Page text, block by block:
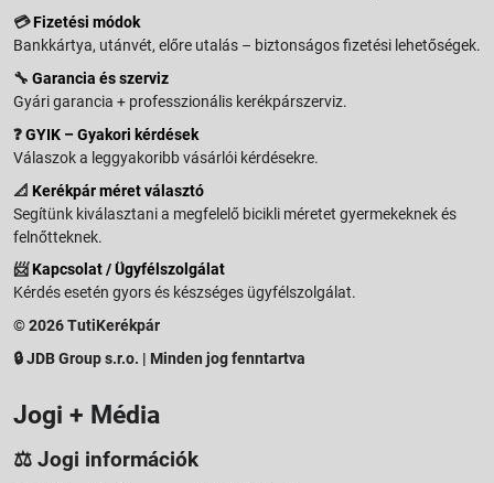
💳Fizetési módok
Bankkártya, utánvét, előre utalás – biztonságos fizetési lehetőségek.
🔧 Garancia és szerviz
Gyári garancia + professzionális kerékpárszerviz.
❓GYIK – Gyakori kérdések
Válaszok a leggyakoribb vásárlói kérdésekre.
📐 Kerékpár méret választó
Segítünk kiválasztani a megfelelő bicikli méretet gyermekeknek és
felnőtteknek.
📨Kapcsolat / Ügyfélszolgálat
Kérdés esetén gyors és készséges ügyfélszolgálat.
© 2026 TutiKerékpár
🔒 JDB Group s.r.o. | Minden jog fenntartva
Jogi + Média
⚖️ Jogi információk